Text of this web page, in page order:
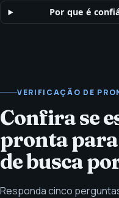
Por que é
VERIFICAÇÃO DE
Confira se
pronta
de busca
Responda cinco